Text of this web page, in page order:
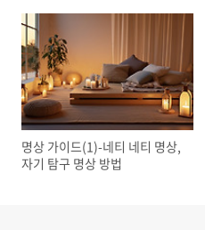
명상 가이드(1)-네티 네티 명상,
자기 탐구 명상 방법